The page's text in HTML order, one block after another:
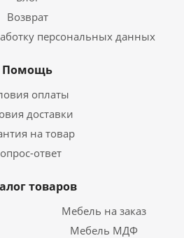
Возврат
персональных данных
Помощь
оплаты
доставки
на товар
ответ
товаров
Мебель на заказ
Мебель МДФ